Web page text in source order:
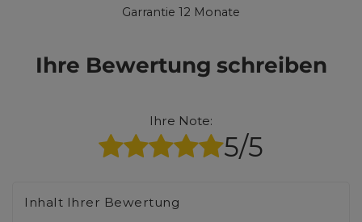
Garrantie 12 Monate
Ihre Bewertung schreiben
Ihre Note:
5/5
Inhalt Ihrer Bewertung